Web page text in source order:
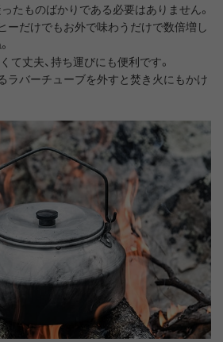
たものばかりである必要はありません。
ーだけでもお外で味わうだけで数倍増し
丈夫、持ち運びにも便利です。
ラバーチューブを外すと焚き火にもかけ